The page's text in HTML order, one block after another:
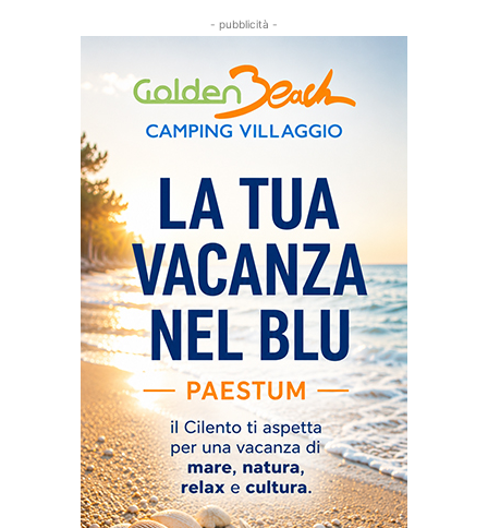
- pubblicità -